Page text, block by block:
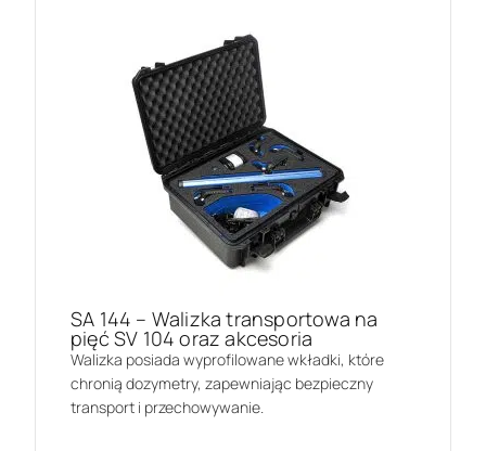
SA 144 – Walizka transportowa na
pięć SV 104 oraz akcesoria
Walizka posiada wyprofilowane wkładki, które
chronią dozymetry, zapewniając bezpieczny
transport i przechowywanie.